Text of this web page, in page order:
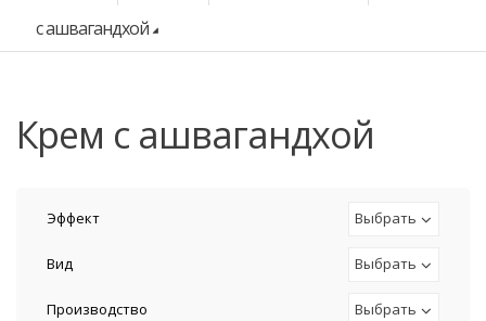
с ашвагандхой
крем с ашвагандхой
Эффект Выбрать
Вид Выбрать
Производство Выбрать